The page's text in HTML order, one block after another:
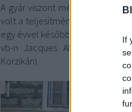
If
A gyár viszont még mindig
volt a teljesítmény nemzetközi
egy évvel később ugyanennyi,
vb-n Jacques Alméras
Korzikán).